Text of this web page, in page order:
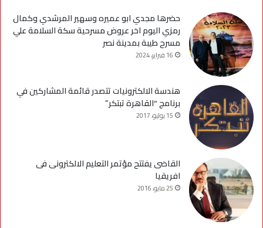
حضرها مجدي ابو عميره وسهير المرشدي وكمال
رمزي اليوم اخر عروض مسرحية سكة السلامة علي
مسرح طيبة بمدينة نصر
16 فبراير، 2024
هندسة الالكترونيات تتصدر قائمة المشاركين في
برنامج “القاهرة تبتكر”
15 يوليو، 2017
القاضى يفتتح مؤتمر التعليم الالكترونى فى
افريقيا
25 مايو، 2016